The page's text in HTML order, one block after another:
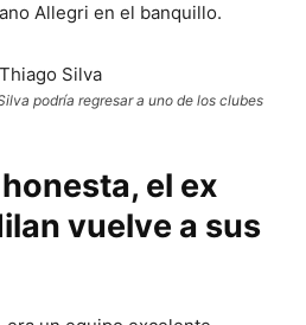
Allegri en el banquillo.
podría regresar a uno de los clubes
el ex
vuelve a sus